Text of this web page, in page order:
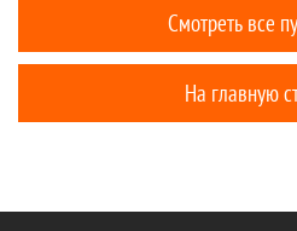
Смотреть все
На главную